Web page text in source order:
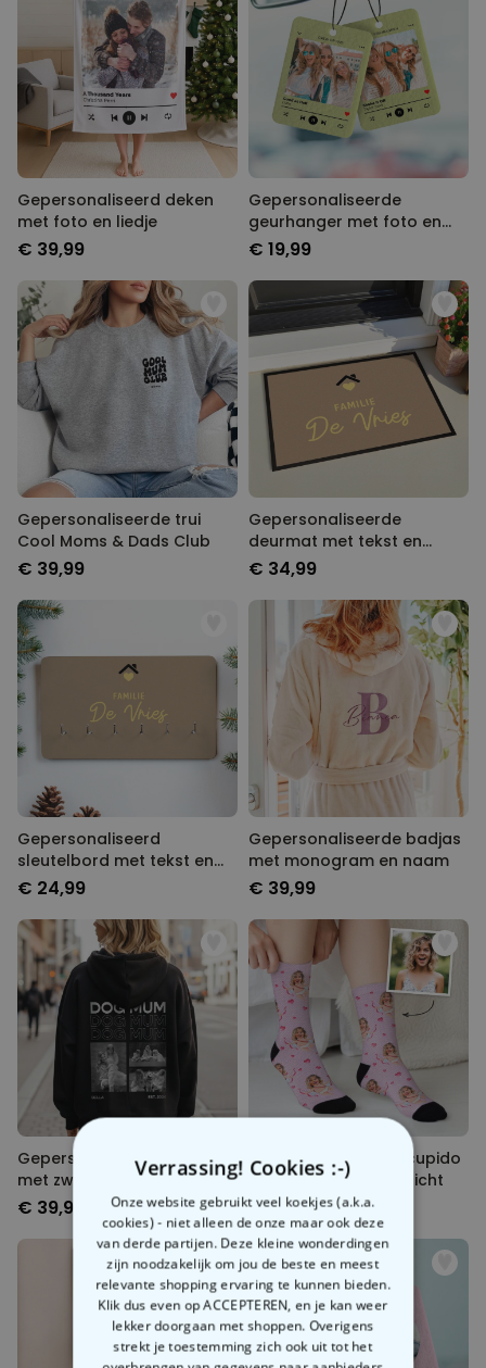
Gepersonaliseerd deken
met foto en liedje
€ 39,99
Gepersonaliseerde
geurhanger met foto en
liedje set van 2
€ 19,99
Gepersonaliseerde trui
Cool Moms & Dads Club
€ 39,99
Gepersonaliseerde
deurmat met tekst en
symbool
€ 34,99
Gepersonaliseerd
sleutelbord met tekst en
symbool
€ 24,99
Gepersonaliseerde badjas
met monogram en naam
€ 39,99
Gepersonaliseerde hoodie
met zwart-wit foto's en
tekst
€ 39,99
Gepersonaliseerde cupido
sokken met jouw gezicht
€ 19,99
Verrassing! Cookies :-)
Onze website gebruikt veel koekjes (a.k.a.
cookies) - niet alleen de onze maar ook deze
van derde partijen. Deze kleine wonderdingen
zijn noodzakelijk om jou de beste en meest
relevante shopping ervaring te kunnen bieden.
Klik dus even op ACCEPTEREN, en je kan weer
lekker doorgaan met shoppen. Overigens
strekt je toestemming zich ook uit tot het